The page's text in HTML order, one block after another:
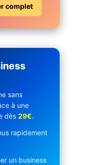
complet
sans
à une
dès 29€.
rapidement
un business